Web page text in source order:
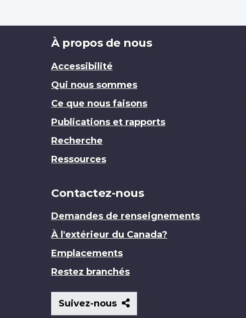
Brand
À propos de nous
Accessibilité
Qui nous sommes
Ce que nous faisons
Publications et rapports
Recherche
Ressources
Contactez-nous
Demandes de renseignements
À l'extérieur du Canada?
Emplacements
Restez branchés
Suivez-nous
Suivez-
nous